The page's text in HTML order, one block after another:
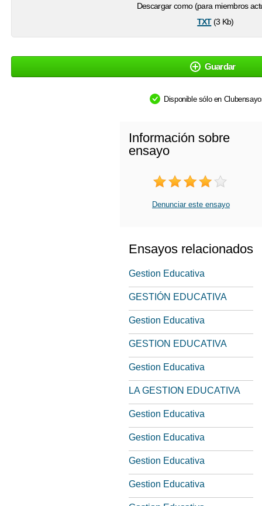
Descargar como (para miembros
txt(3 Kb)
Guardar
Disponible sólo en
Información sobre
ensayo
Denunciar este ensayo
Ensayos relacionados
Gestion Educativa
GESTIÓN EDUCATIVA
Gestion Educativa
GESTION EDUCATIVA
Gestion Educativa
LA GESTION EDUCATIVA
Gestion Educativa
Gestion Educativa
Gestion Educativa
Gestion Educativa